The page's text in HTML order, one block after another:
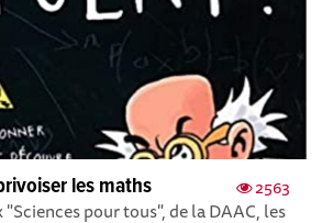
2563
les maths
pour tous", de la DAAC, les